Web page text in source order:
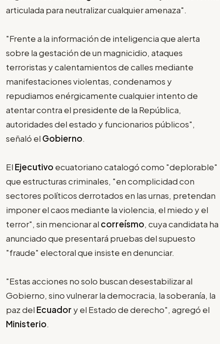
articulada para neutralizar cualquier amenaza".
"Frente a la información de inteligencia que alerta
sobre la gestación de un magnicidio, ataques
terroristas y calentamientos de calles mediante
manifestaciones violentas, condenamos y
repudiamos enérgicamente cualquier intento de
atentar contra el presidente de la República,
autoridades del estado y funcionarios públicos",
señaló el Gobierno.
El Ejecutivo ecuatoriano catalogó como "deplorable"
que estructuras criminales, "en complicidad con
sectores políticos derrotados en las urnas, pretendan
imponer el caos mediante la violencia, el miedo y el
terror", sin mencionar al correísmo, cuya candidata ha
anunciado que presentará pruebas del supuesto
"fraude" electoral que insiste en denunciar.
"Estas acciones no solo buscan desestabilizar al
Gobierno, sino vulnerar la democracia, la soberanía, la
paz del Ecuador y el Estado de derecho", agregó el
Ministerio.